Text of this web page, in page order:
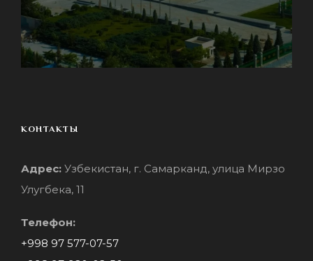
КОНТАКТЫ
Адрес: Узбекистан, г. Самарканд, улица Мирзо
Улугбека, 11
Телефон:
+998 97 577-07-57